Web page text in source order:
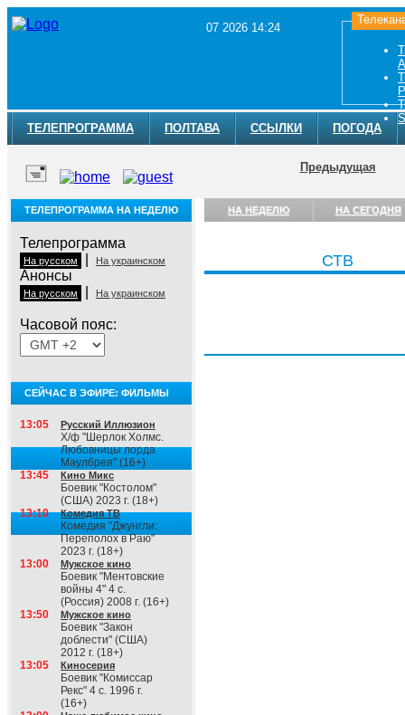
07 2026 14:24
ТЕЛЕПРОГРАММА ПОЛТАВА ССЫЛКИ ПОГОДА
Предыдущая
ТЕЛЕПРОГРАММА НА НЕДЕЛЮ
Телепрограмма
На русском На украинском
Анонсы
На русском На украинском
Часовой пояс:
СЕЙЧАС В ЭФИРЕ: ФИЛЬМЫ
13:05 Русский Иллюзион
Х/ф "Шерлок Холмс.
Любовницы лорда
Маулбрея" (16+)
13:45
Кино Микс
Боевик "Костолом"
(США) 2023 г. (18+)
13:10
Комедия ТВ
Комедия "Джунгли:
Переполох в Раю"
2023 г. (18+)
13:00
Мужское кино
Боевик "Ментовские
войны 4" 4 с.
(Россия) 2008 г. (16+)
13:50
Мужское кино
Боевик "Закон
доблести" (США)
2012 г. (18+)
13:05
Киносерия
Боевик "Комиссар
Рекс" 4 с. 1996 г.
(16+)
НА НЕДЕЛЮ НА СЕГОДНЯ
СТВ